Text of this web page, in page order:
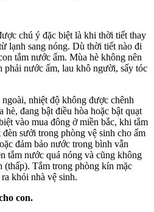
chú ý đặc biệt là khi thời tiết thay
lạnh sang nóng. Dù thời tiết nào đi
tắm nước ấm. Mùa hè không nên
phải nước ấm, lau khô người, sấy tóc
nhiệt độ không được chênh
hè, đang bật điều hòa hoặc bật quạt
vào mua đông ở miền bắc, khi tắm
sưởi trong phòng vệ sinh cho ấm
đảm bảo nước trong bình vẫn
tắm nước quá nóng và cũng không
(thấp). Tắm trong phòng kín mặc
khỏi nhà vệ sinh.
con.